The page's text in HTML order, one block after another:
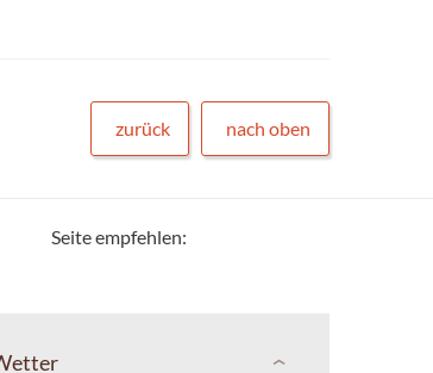
zurück nach oben
Seite empfehlen: